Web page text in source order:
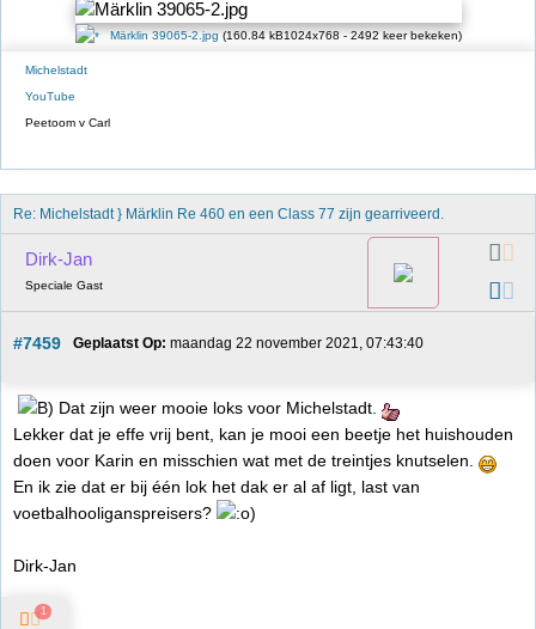
Märklin 39065-2.jpg (160.84 kB1024x768 - 2492 keer bekeken)
Michelstadt
YouTube
Peetoom v Carl
Re: Michelstadt } Märklin Re 460 en een Class 77 zijn gearriveerd.
Dirk-Jan
Speciale Gast
#7459 Geplaatst Op: maandag 22 november 2021, 07:43:40
Dat zijn weer mooie loks voor Michelstadt.
Lekker dat je effe vrij bent, kan je mooi een beetje het huishouden
doen voor Karin en misschien wat met de treintjes knutselen.
En ik zie dat er bij één lok het dak er al af ligt, last van
voetbalhooliganspreisers?
Dirk-Jan
1